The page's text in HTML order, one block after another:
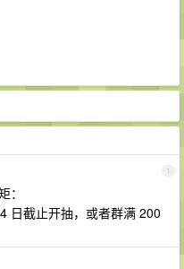
1
：
日截止开抽，或者群满 200